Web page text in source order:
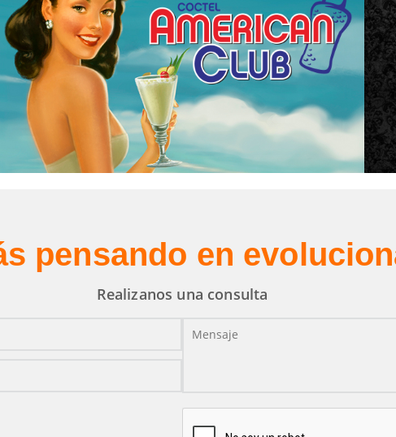
Identidad visual
Ilustración
Consumo masivo
pensando en
Realizanos una consulta